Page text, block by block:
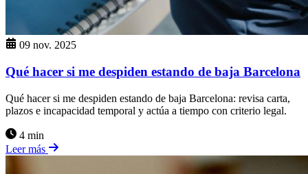
09 nov. 2025
Qué hacer si me despiden estando de baja Barcelona
Qué hacer si me despiden estando de baja Barcelona: revisa carta,
plazos e incapacidad temporal y actúa a tiempo con criterio legal.
4 min
Leer más